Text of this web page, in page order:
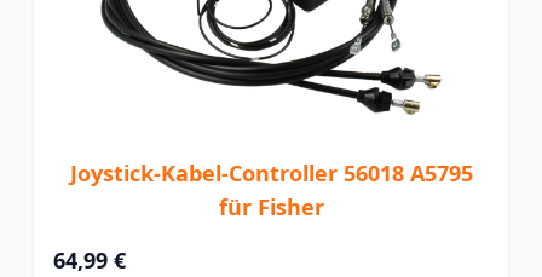
Joystick-Kabel-Controller 56018 A5795
für Fisher
64,99 €